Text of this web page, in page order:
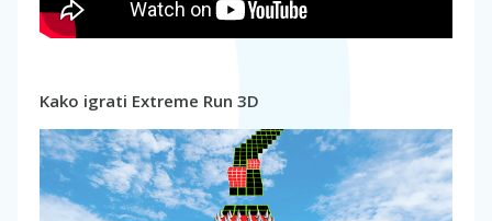
Kako igrati Extreme Run 3D